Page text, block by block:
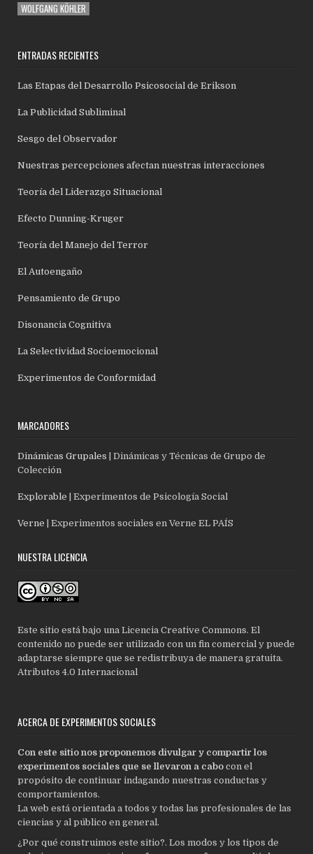
WOLFGANG KÖHLER
ENTRADAS RECIENTES
Las Etapas del Desarrollo Psicosocial de Erikson
La Publicidad Subliminal
Sesgo del Observador
Nuestras percepciones afectan nuestras interacciones
Teoría del Liderazgo Situacional
Efecto Dunning-Kruger
Teoría del Manejo del Terror
El Autoengaño
Pensamiento de Grupo
Disonancia Cognitiva
La Selectividad Socioemocional
Experimentos de Conformidad
MARCADORES
Dinámicas Grupales | Dinámicas y Técnicas de Grupo de
Colección
Explorable | Experimentos de Psicología Social
Verne | Experimentos sociales en Verne EL PAÍS
NUESTRA LICENCIA
Este sitio está bajo una Licencia Creative Commons. El
contenido no puede ser utilizado con un fin comercial y puede
adaptarse siempre que se redistribuya de manera gratuita.
Atributos 4.0 Internacional
ACERCA DE EXPERIMENTOS SOCIALES
Con este sitio nos proponemos divulgar y compartir los
experimentos sociales que se llevaron a cabo con el
propósito de continuar indagando nuestras conductas y
comportamientos.
La web está orientada a todos y todas las profesionales de las
ciencias y al público en general.
¿Por qué construimos este sitio?. Los modos y los tipos de